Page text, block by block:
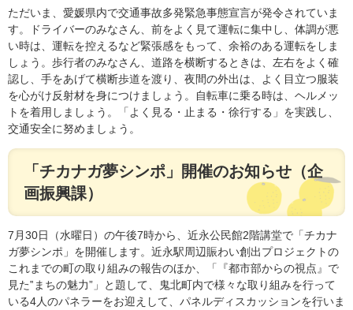
ただいま、愛媛県内で交通事故多発緊急事態宣言が発令されていま
す。ドライバーのみなさん、前をよく見て運転に集中し、体調が悪
い時は、運転を控えるなど緊張感をもって、余裕のある運転をしま
しょう。歩行者のみなさん、道路を横断するときは、左右をよく確
認し、手をあげて横断歩道を渡り、夜間の外出は、よく目立つ服装
を心がけ反射材を身につけましょう。自転車に乗る時は、ヘルメッ
トを着用しましょう。「よく見る・止まる・徐行する」を実践し、
交通安全に努めましょう。
「チカナガ夢シンポ」開催のお知らせ（企
画振興課）
7月30日（水曜日）の午後7時から、近永公民館2階講堂で「チカナ
ガ夢シンポ」を開催します。近永駅周辺賑わい創出プロジェクトの
これまでの町の取り組みの報告のほか、「『都市部からの視点』で
見た‟まちの魅力”」と題して、鬼北町内で様々な取り組みを行って
いる4人のパネラーをお迎えして、パネルディスカッションを行いま